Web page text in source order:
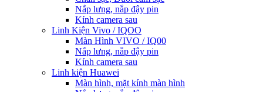
Nắp lưng, nắp đậy pin
Kính camera sau
Linh Kiện Vivo / IQOO
Màn Hình VIVO / IQ00
Nắp lưng, nắp đậy pin
Kính camera sau
Linh kiện Huawei
Màn hình, mặt kính màn hình